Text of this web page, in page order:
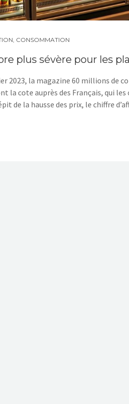
CONSOMMATION
plus sévère pour les
2023, la magazine 60 millions de
la cote auprès des Français, qui
de la hausse des prix, le chiffre